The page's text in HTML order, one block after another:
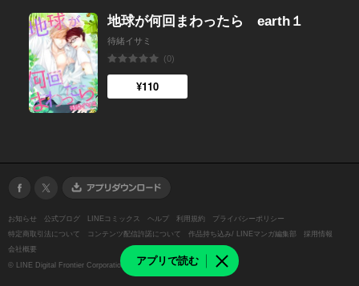
アプリで読む
地球が何回まわったら earth１
待緒イサミ
(0)
¥110
お知らせ 公式ブログ LINEコミックス ヘルプ 利用規約
プライバシーポリシー
特定商取引法について
コンテンツ配信許諾について 作品持ち込み/ LINEマンガ編集部
採用情報
会社概要
© LINE Digital Frontier Corporation